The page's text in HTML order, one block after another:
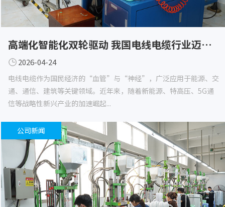
高端化智能化双轮驱动 我国电线电缆行业迈向高质量发展新阶段
2026-04-24
电线电缆作为国民经济的“血管”与“神经”，广泛应用于能源、交
通、通信、建筑等关键领域。近年来，随着新能源、特高压、5G通
信等战略性新兴产业的加速崛起...
公司新闻